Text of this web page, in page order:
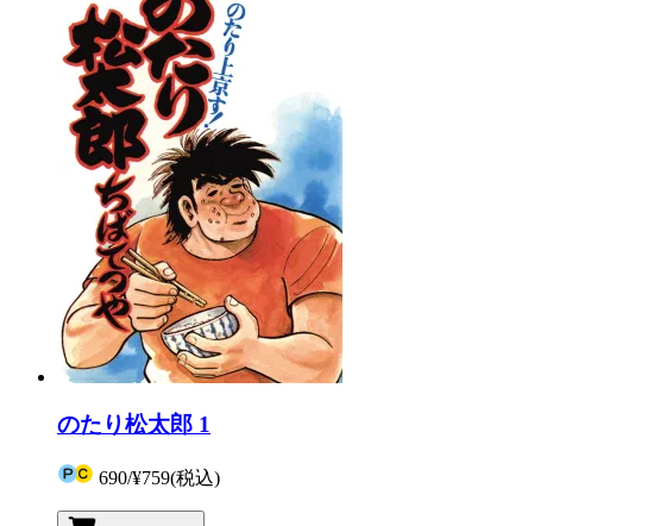
のたり松太郎 1
690/¥759(税込)